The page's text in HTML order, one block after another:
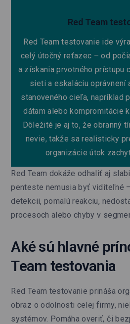
Red Team
Red Team testovanie ide
celý útočný reťazec – od
a získania prvotného prístupu
sieti a eskaláciu oprávnení
stanoveného cieľa, napríklad
dátam alebo kompromitácie
Dôležité je aj to, že obranný
nevie, takže sa realisticky
organizácie útok
Red Team dokáže odhaliť aj
penteste nemusia byť viditeľné
detekcii, pomalú reakciu,
procesoch alebo chyby v
Aké sú hlavné
Team testovania
Red Team testovanie prináša
obraz o odolnosti celej firmy,
systémov. Pomáha overiť, či